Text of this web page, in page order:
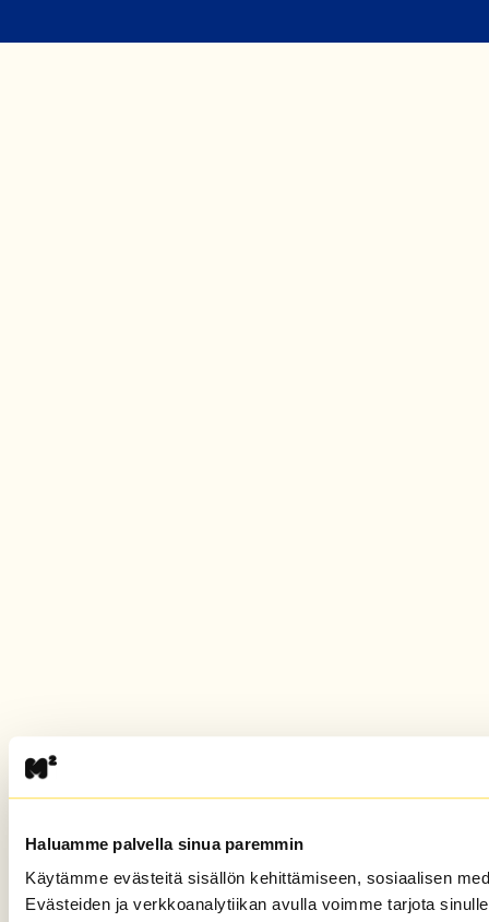
Haluamme palvella sinua paremmin
Käytämme evästeitä sisällön kehittämiseen, sosiaalisen
Evästeiden ja verkkoanalytiikan avulla voimme tarjota